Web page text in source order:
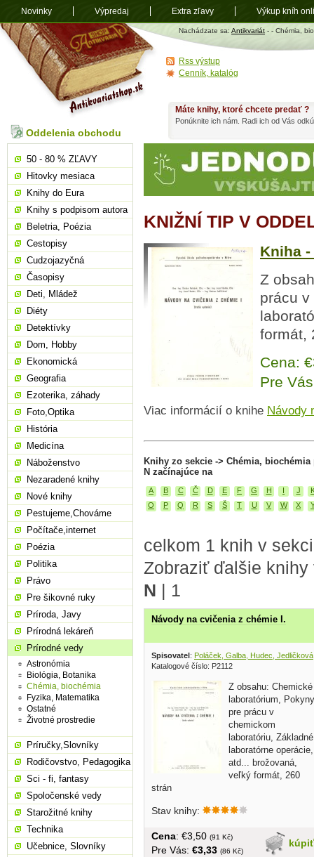
Antikvariát
shop.sk
Nachádzate sa: Antikvariát - - Chémia,
KNIŽNÍ TIP V
Kniha
Z
prácu
formát,
Cena:
Pre
Viac informácií o knihe Návody
Knihy zo sekcie -> Chémia,
N začínajúce na
A B C Č D E F G H I J
O
P Q R S Š T U V W X
celkom 1 knih v
Zobraziť ďalšie
N | 1
Návody na cvičenia z chémie I.
Spisovatel: Poláček, Galba, Hudec, Jedličková
Katalogové číslo: P2112
Z obsahu: Chemické
laboratórium, Pokyny
pre prácu v
chemickom
laboratóriu, Základné
laboratórne operácie,
atd... brožovaná,
veľký formát, 260
strán
Stav knihy:
kúpiť
Cena: €3,50 (91 Kč)
Pre Vás: €3,33 (86 Kč)
Máte knihy, ktoré chcete predať ?
Ponúknite ich nám. Radi ich od Vás
Oddelenia obchodu
50 - 80 % ZĽAVY
Hitovky mesiaca
Knihy do Eura
Knihy s podpisom autora
Beletria, Poézia
Cestopisy
Cudzojazyčná
Časopisy
Deti, Mládež
Diéty
Detektívky
Dom, Hobby
Ekonomická
Geografia
Ezoterika, záhady
Foto,Optika
História
Medicína
Náboženstvo
Nezaradené knihy
Nové knihy
Pestujeme,Chováme
Počítače,internet
Poézia
Politika
Právo
Pre šikovné ruky
Príroda, Javy
Prírodná lekáreň
Prírodné vedy
Astronómia
Biológia, Botanika
Chémia, biochémia
Fyzika, Matematika
Ostatné
Životné prostredie
Príručky,Slovníky
Rodičovstvo, Pedagogika
Sci - fi, fantasy
Spoločenské vedy
Starožitné knihy
Technika
Učebnice, Slovníky
Rss výstup
Cenník, katalóg
Novinky Výpredaj Extra zľavy Výkup kníh